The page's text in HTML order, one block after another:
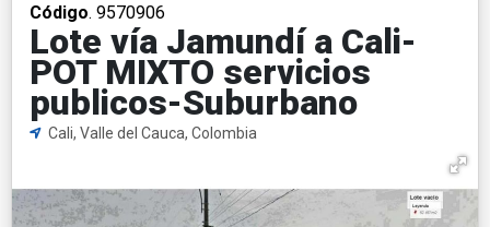
Código. 9570906
Lote vía Jamundí a Cali-
POT MIXTO servicios
publicos-Suburbano
Cali, Valle del Cauca, Colombia